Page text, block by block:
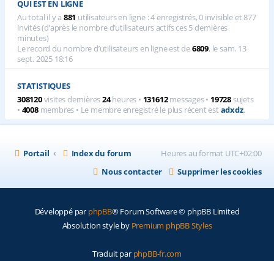
QUI EST EN LIGNE
Au total il y a 881 utilisateurs en ligne : 4 enregistrés, 0 invisible et 877
invités (d’après le nombre d’utilisateurs actifs ces 5 dernières
minutes)
Le record du nombre d’utilisateurs en ligne est de6809, le sam. 13
sept. 2025 18:16
STATISTIQUES
308120visites dernières24heures • 131612messages • 19728 sujets
• 4008membres • Le membre enregistré le plus récent estadxdz.
Portail Index du forum Heures au format UTC+02:00
Supprimer les cookies
Nous contacter
Développé par phpBB® Forum Software © phpBB Limited
Absolution style by Premium phpBB Styles
Traduit par phpBB-fr.com